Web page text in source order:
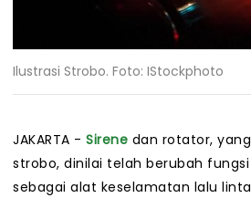
Ilustrasi Strobo. Foto: IStockphoto
JAKARTA - Sirene dan rotator,
strobo, dinilai telah berubah
sebagai alat keselamatan lalu